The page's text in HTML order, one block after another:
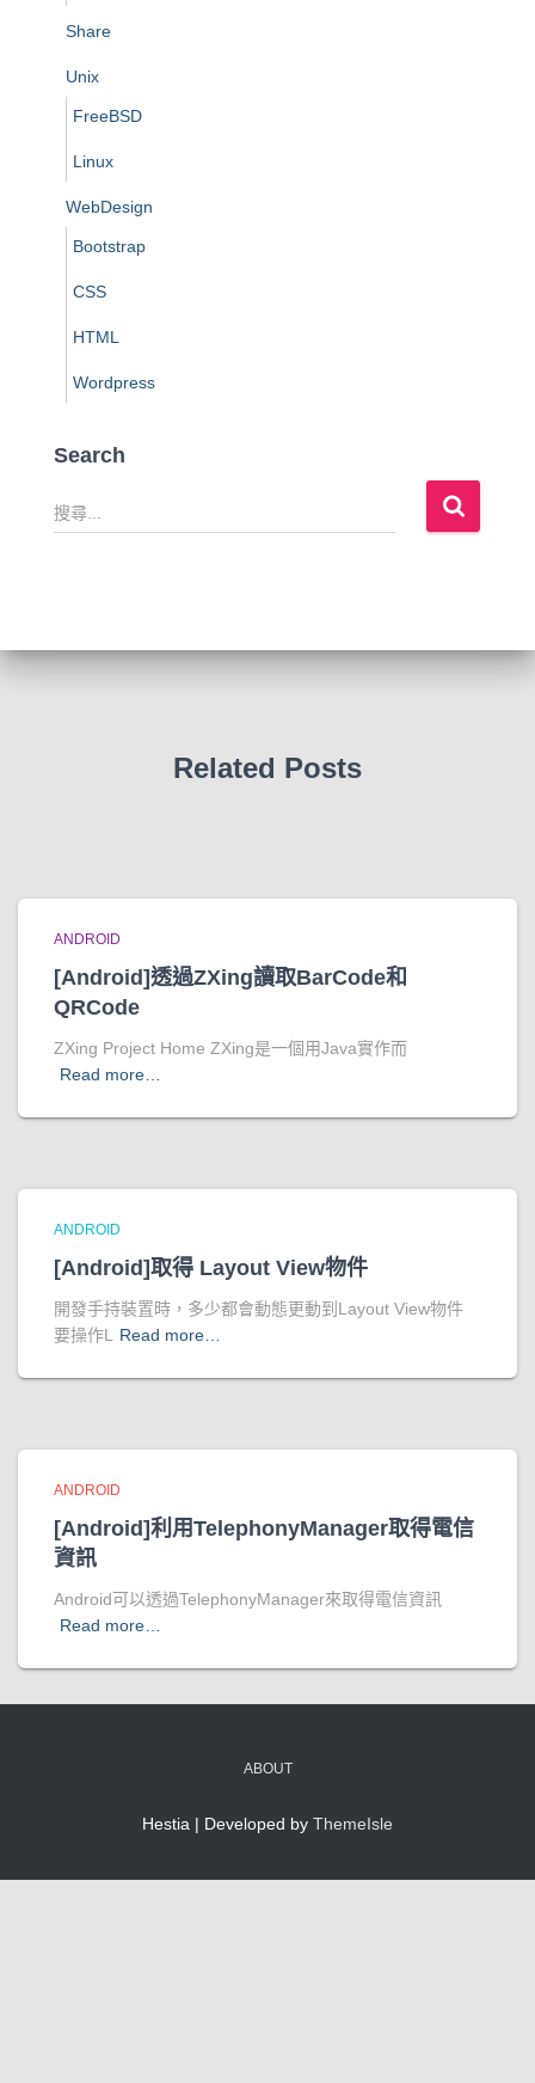
Share
Unix
FreeBSD
Linux
WebDesign
Bootstrap
CSS
HTML
Wordpress
Search
搜
尋
Related Posts
ANDROID
[Android]透過ZXing讀取BarCode和
QRCode
ZXing Project Home ZXing是一個用Java實作而
Read more…
ANDROID
[Android]取得 Layout View物件
開發手持裝置時，多少都會動態更動到Layout View物件
要操作L
Read more…
ANDROID
[Android]利用TelephonyManager取得電信
資訊
Android可以透過TelephonyManager來取得電信資訊
Read more…
ABOUT
Hestia | Developed by ThemeIsle